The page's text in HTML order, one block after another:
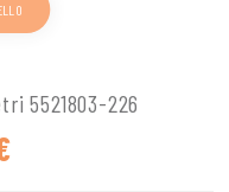
5521803-226